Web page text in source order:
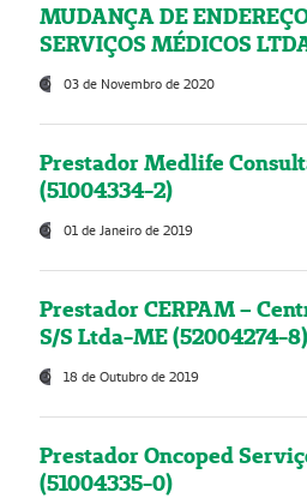
MUDANÇA DE
SERVIÇOS MÉDICOS
03 de Novembro de 2020
Prestador Medlife
(51004334-2)
01 de Janeiro de 2019
Prestador CERPAM –
S/S Ltda-ME (52004274-8)
18 de Outubro de 2019
Prestador Oncoped
(51004335-0)